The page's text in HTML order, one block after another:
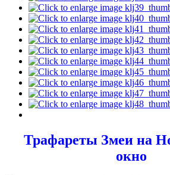
Трафареты Змеи на
окно